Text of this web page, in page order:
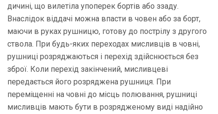
дичині, що вилетіла упоперек бортів або ззаду.
Внаслідок віддачі можна впасти в човен або за борт,
маючи в руках рушницю, готову до пострілу з другого
ствола. При будь-яких переходах мисливців в човні,
рушниці розряджаються і перехід здійснюється без
зброї. Коли перехід закінчений, мисливцеві
передається його розряджена рушниця. При
переміщенні на човні до місць полювання, рушниці
мисливців мають бути в розрядженому виді надійно